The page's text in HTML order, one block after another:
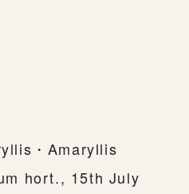
・Amaryllis
hort., 15th July